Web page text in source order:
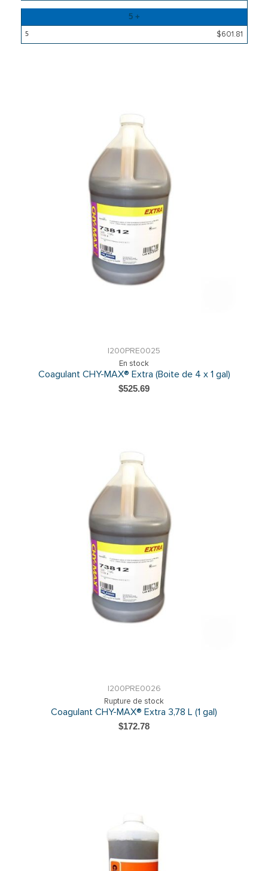
5 +
$601.81
I200PRE0025
En stock
Coagulant CHY-MAX® Extra (Boite de 4 x 1 gal)
$525.69
I200PRE0026
Rupture de stock
Coagulant CHY-MAX® Extra 3,78 L (1 gal)
$172.78